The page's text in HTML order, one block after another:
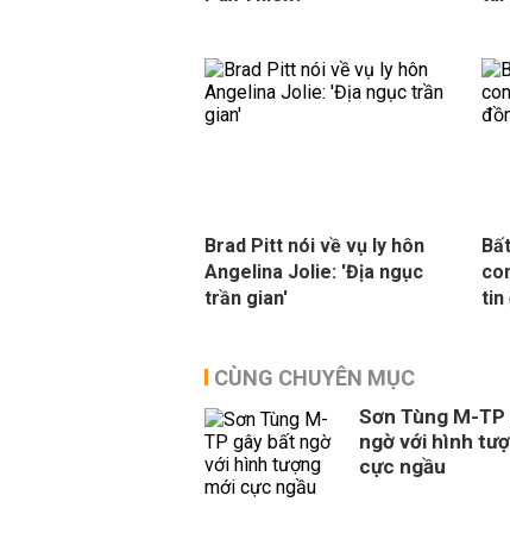
Brad Pitt nói về vụ ly hôn
Angelina Jolie: 'Địa ngục
trần gian'
tin
CÙNG CHUYÊN MỤC
Sơn Tùng M-TP
ngờ với hình
cực ngầu